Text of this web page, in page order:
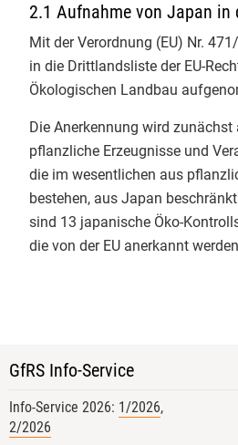
Die Integrität der
Wertschöpfungskette im
🌾
Bei ​Tag 3 des
Kontrolle an derJustus-
Universität Giessenmit
Herzigstand heute das
engmaschige Bio-
im Mittelpunkt. Den
bildete der Vortrag einer
Bio-Kontrollsystem.
Kontrollrundgänge. Von
Termine
Bio-Links
Kontakt
2.1 Aufnahme von Japan
Mit der Verordnung (EU) Nr.
in die Drittlandsliste der EU-
Ökologischen Landbau
Die Anerkennung wird
pflanzliche Erzeugnisse und
die im wesentlichen aus
bestehen, aus Japan
sind 13 japanische Öko-
die von der EU anerkannt
GfRS Info-Service
Info-Service 2026: 1/2026,
2/2026